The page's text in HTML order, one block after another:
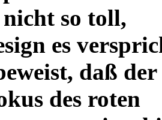
so toll,
es
daß
des roten